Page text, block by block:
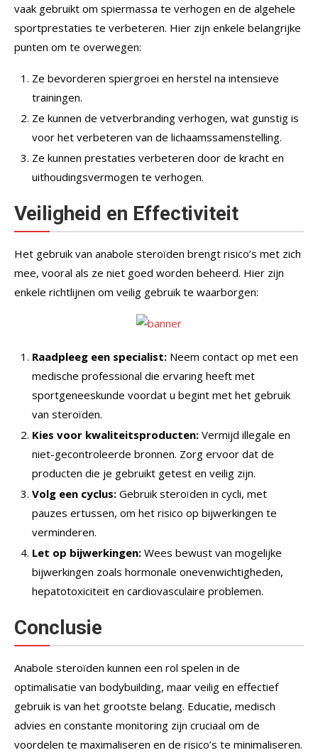
vaak gebruikt om spiermassa te verhogen en de algehele
sportprestaties te verbeteren. Hier zijn enkele belangrijke
punten om te overwegen:
Ze bevorderen spiergroei en herstel na intensieve
trainingen.
Ze kunnen de vetverbranding verhogen, wat gunstig is
voor het verbeteren van de lichaamssamenstelling.
Ze kunnen prestaties verbeteren door de kracht en
uithoudingsvermogen te verhogen.
Veiligheid en Effectiviteit
Het gebruik van anabole steroïden brengt risico’s met zich
mee, vooral als ze niet goed worden beheerd. Hier zijn
enkele richtlijnen om veilig gebruik te waarborgen:
Raadpleeg een specialist: Neem contact op met een
medische professional die ervaring heeft met
sportgeneeskunde voordat u begint met het gebruik
van steroïden.
Kies voor kwaliteitsproducten: Vermijd illegale en
niet-gecontroleerde bronnen. Zorg ervoor dat de
producten die je gebruikt getest en veilig zijn.
Volg een cyclus: Gebruik steroïden in cycli, met
pauzes ertussen, om het risico op bijwerkingen te
verminderen.
Let op bijwerkingen: Wees bewust van mogelijke
bijwerkingen zoals hormonale onevenwichtigheden,
hepatotoxiciteit en cardiovasculaire problemen.
Conclusie
Anabole steroïden kunnen een rol spelen in de
optimalisatie van bodybuilding, maar veilig en effectief
gebruik is van het grootste belang. Educatie, medisch
advies en constante monitoring zijn cruciaal om de
voordelen te maximaliseren en de risico’s te minimaliseren.